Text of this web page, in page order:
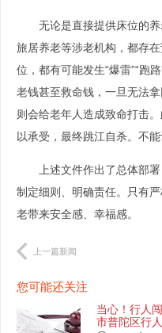
无论是直接提供床位的养
旅居养老等涉老机构，都存
位，都有可能发生“爆雷”“跑
老钱甚至救命钱，一旦无法
则会给老年人造成致命打击
以承受，最终跳江自杀。不
上述文件作出了总体部署
制定细则、明确责任。只有
老带来安全感、幸福感。
上一篇新闻
您可能还关注
当心！行人
市普陀区行